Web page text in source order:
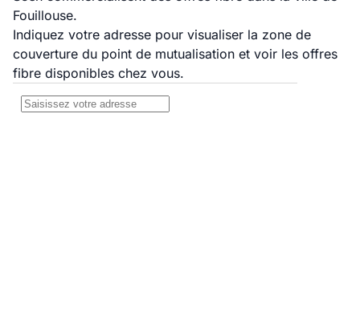
Fouillouse.
Indiquez votre adresse pour visualiser la zone de
couverture du point de mutualisation et voir les offres
fibre disponibles chez vous.